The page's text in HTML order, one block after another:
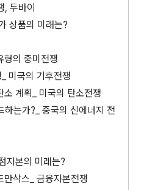
두바이
상품의 미래는?
형의 중미전쟁
미국의 기후전쟁
계획_ 미국의 탄소전쟁
는가?_ 중국의 신에너지 전
자본의 미래는?
삭스_ 금융자본전쟁